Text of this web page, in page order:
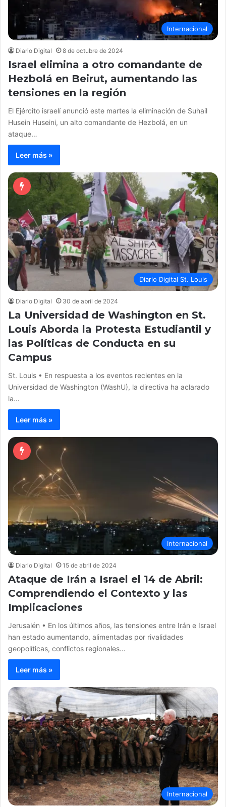
Internacional
Diario Digital 8 de octubre de 2024
Israel elimina a otro comandante de
Hezbolá en Beirut, aumentando las
tensiones en la región
El Ejército israelí anunció este martes la eliminación de Suhail
Husein Huseini, un alto comandante de Hezbolá, en un
ataque…
Leer más »
Diario Digital St. Louis
Diario Digital 30 de abril de 2024
La Universidad de Washington en St.
Louis Aborda la Protesta Estudiantil y
las Políticas de Conducta en su
Campus
St. Louis • En respuesta a los eventos recientes en la
Universidad de Washington (WashU), la directiva ha aclarado
la…
Leer más »
Internacional
Diario Digital 15 de abril de 2024
Ataque de Irán a Israel el 14 de Abril:
Comprendiendo el Contexto y las
Implicaciones
Jerusalén • En los últimos años, las tensiones entre Irán e Israel
han estado aumentando, alimentadas por rivalidades
geopolíticas, conflictos regionales…
Leer más »
Internacional